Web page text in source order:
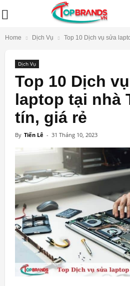
Home Dịch Vụ Top 10 Dịch vụ sửa
Dịch Vụ
Top 10 Dịch
laptop tại nhà
tín, giá rẻ
By Tiến Lê - 31 Tháng 10, 2023